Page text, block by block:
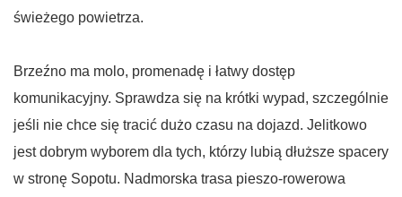
świeżego powietrza.
Brzeźno ma molo, promenadę i łatwy dostęp
komunikacyjny. Sprawdza się na krótki wypad, szczególnie
jeśli nie chce się tracić dużo czasu na dojazd. Jelitkowo
jest dobrym wyborem dla tych, którzy lubią dłuższe spacery
w stronę Sopotu. Nadmorska trasa pieszo-rowerowa